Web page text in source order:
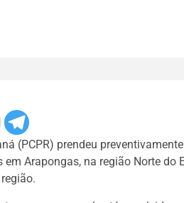
(PCPR) prendeu
Arapongas, na região Norte do